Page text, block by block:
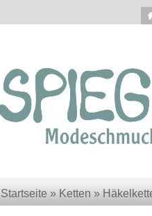
Startseite » Ketten »